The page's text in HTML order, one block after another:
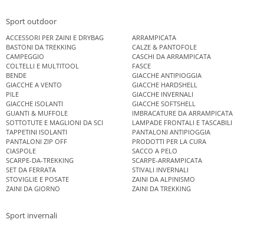
Sport outdoor
ACCESSORI PER ZAINI E DRYBAG
ARRAMPICATA
BASTONI DA TREKKING
CALZE & PANTOFOLE
CAMPEGGIO
CASCHI DA ARRAMPICATA
COLTELLI E MULTITOOL
FASCE
BENDE
GIACCHE ANTIPIOGGIA
GIACCHE A VENTO
GIACCHE HARDSHELL
PILE
GIACCHE INVERNALI
GIACCHE ISOLANTI
GIACCHE SOFTSHELL
GUANTI & MUFFOLE
IMBRACATURE DA ARRAMPICATA
SOTTOTUTE E MAGLIONI DA SCI
LAMPADE FRONTALI E TASCABILI
TAPPETINI ISOLANTI
PANTALONI ANTIPIOGGIA
PANTALONI ZIP OFF
PRODOTTI PER LA CURA
CIASPOLE
SACCO A PELO
SCARPE-DA-TREKKING
SCARPE-ARRAMPICATA
SET DA FERRATA
STIVALI INVERNALI
STOVIGLIE E POSATE
ZAINI DA ALPINISMO
ZAINI DA GIORNO
ZAINI DA TREKKING
Sport invernali